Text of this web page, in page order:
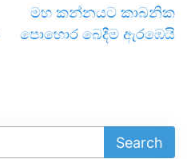
මහ කන්නයට කාබනික
පොහොර බෙදීම ඇරඹෙයි